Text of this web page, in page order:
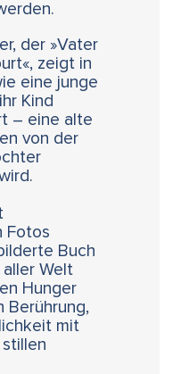
der »Vater
zeigt in
eine junge
Kind
– eine alte
von der
Fotos
Buch
aller Welt
Hunger
Berührung,
mit